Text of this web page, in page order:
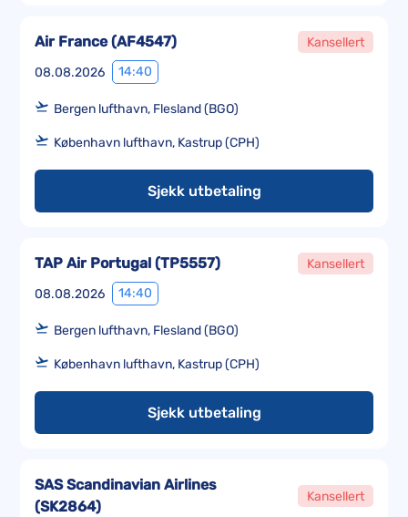
08.08.2026 14:40
Air France(AF4547) Kansellert
Bergen lufthavn, Flesland (BGO)
København lufthavn, Kastrup (CPH)
Sjekk utbetaling
08.08.2026 14:40
TAP Air Portugal (TP5557) Kansellert
Bergen lufthavn, Flesland (BGO)
København lufthavn, Kastrup (CPH)
Sjekk utbetaling
SAS Scandinavian Airlines
(SK2864)
Kansellert